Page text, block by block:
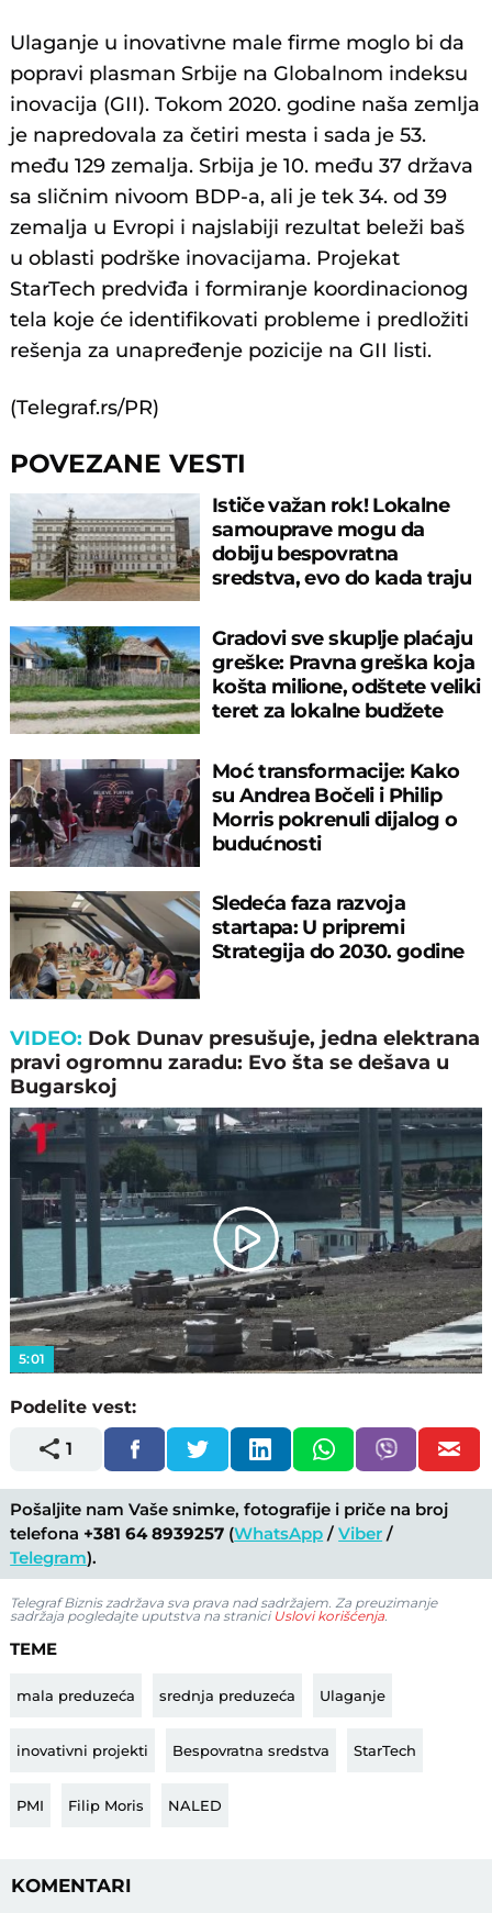
Ulaganje u inovativne male firme moglo bi da
popravi plasman Srbije na Globalnom indeksu
inovacija (GII). Tokom 2020. godine naša zemlja
je napredovala za četiri mesta i sada je 53.
među 129 zemalja. Srbija je 10. među 37 država
sa sličnim nivoom BDP-a, ali je tek 34. od 39
zemalja u Evropi i najslabiji rezultat beleži baš
u oblasti podrške inovacijama. Projekat
StarTech predviđa i formiranje koordinacionog
tela koje će identifikovati probleme i predložiti
rešenja za unapređenje pozicije na GII listi.
(Telegraf.rs/PR)
POVEZANE VESTI
Ističe važan rok! Lokalne
samouprave mogu da
dobiju bespovratna
sredstva, evo do kada traju
Gradovi sve skuplje plaćaju
greške: Pravna greška koja
košta milione, odštete veliki
teret za lokalne budžete
Moć transformacije: Kako
su Andrea Bočeli i Philip
Morris pokrenuli dijalog o
budućnosti
Sledeća faza razvoja
startapa: U pripremi
Strategija do 2030. godine
VIDEO: Dok Dunav presušuje, jedna elektrana
pravi ogromnu zaradu: Evo šta se dešava u
Bugarskoj
Play
Video
5:01
Podelite vest:
1
Pošaljite nam Vaše snimke, fotografije i priče na broj
telefona +381 64 8939257 (WhatsApp /Viber /
Telegram).
Telegraf Biznis zadržava sva prava nad sadržajem. Za preuzimanje
sadržaja pogledajte uputstva na stranici Uslovi korišćenja
TEME
mala preduzeća srednja preduzeća Ulaganje
inovativni projekti Bespovratna sredstva StarTech
PMI Filip Moris NALED
KOMENTARI